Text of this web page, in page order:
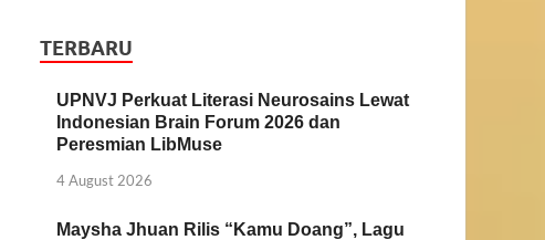
TERBARU
UPNVJ Perkuat Literasi Neurosains Lewat
Indonesian Brain Forum 2026 dan
Peresmian LibMuse
4 August 2026
Maysha Jhuan Rilis “Kamu Doang”, Lagu